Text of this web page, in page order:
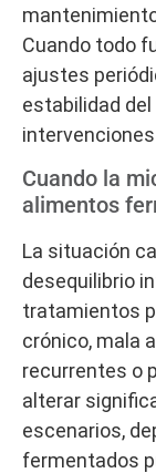
Cuando todo
ajustes
estabilidad
Cuando la
alimentos
La situación
desequilibrio
tratamientos
crónico, mala
recurrentes o
alterar
escenarios,
fermentados